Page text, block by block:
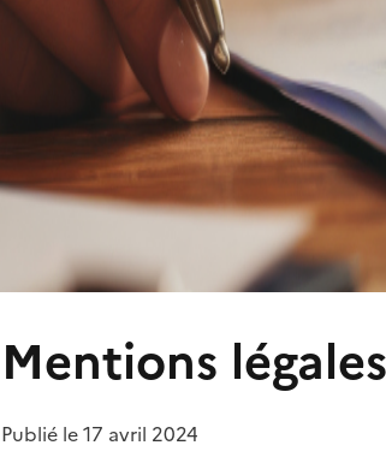
Mentions légales
Publié le 17 avril 2024